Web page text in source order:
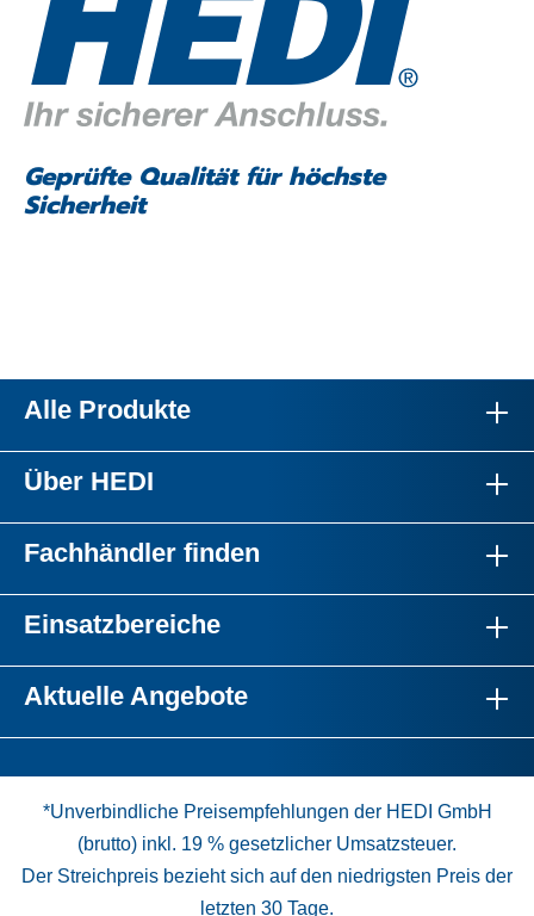
Geprüfte Qualität für höchste
Sicherheit
Alle Produkte
Über HEDI
Fachhändler finden
Einsatzbereiche
Aktuelle Angebote
*Unverbindliche Preisempfehlungen der HEDI GmbH
(brutto) inkl. 19 % gesetzlicher Umsatzsteuer.
Der Streichpreis bezieht sich auf den niedrigsten Preis der
letzten 30 Tage.